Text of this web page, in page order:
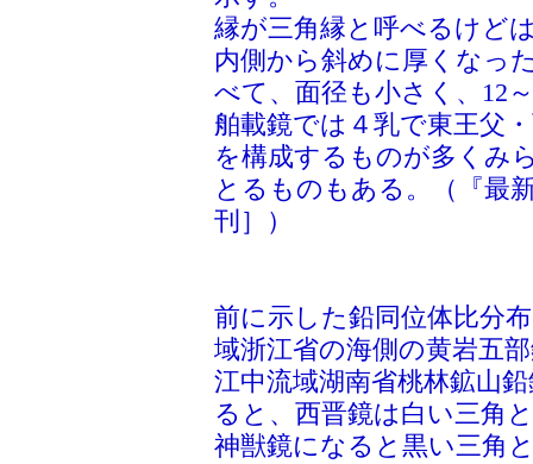
縁が三角縁と呼べるけど
内側から斜めに厚くなっ
べて、面径も小さく、12
舶載鏡では４乳で東王父
を構成するものが多くみ
とるものもある。（『最
刊］）
前に示した鉛同位体比分
域浙江省の海側の黄岩五
江中流域湖南省桃林鉱山
ると、西晋鏡は白い三角
神獣鏡になると黒い三角